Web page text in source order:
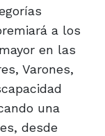
a los
en las
Varones,
una
desde